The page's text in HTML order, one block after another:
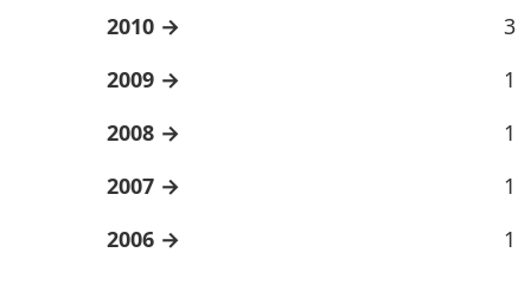
2010
3
2009
1
2008
1
2007
1
2006
1